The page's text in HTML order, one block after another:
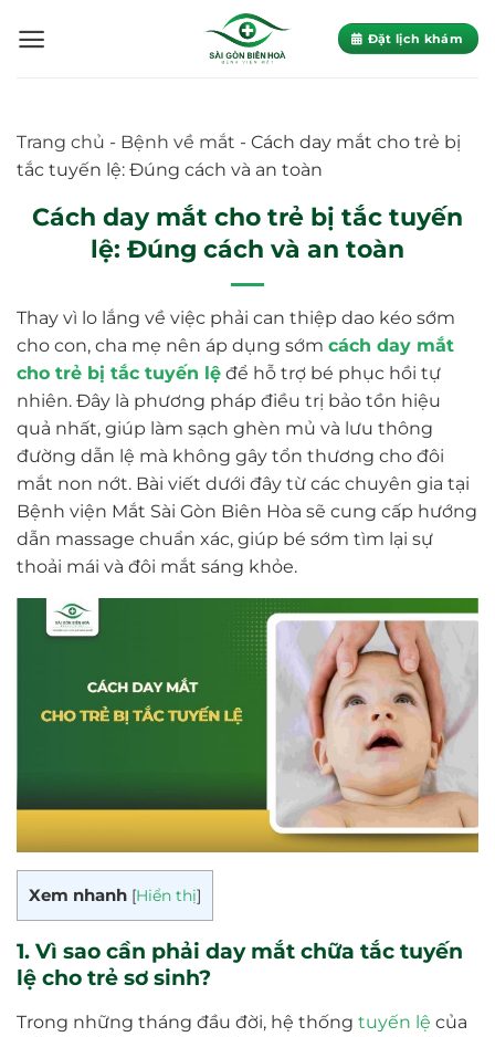
Đặt lịch khám
Trang chủ - Bệnh về mắt - Cách day mắt cho trẻ bị
tắc tuyến lệ: Đúng cách và an toàn
Cách day mắt cho trẻ bị tắc tuyến
lệ: Đúng cách và an toàn
Thay vì lo lắng về việc phải can thiệp dao kéo sớm
cho con, cha mẹ nên áp dụng sớm cách day mắt
cho trẻ bị tắc tuyến lệ để hỗ trợ bé phục hồi tự
nhiên. Đây là phương pháp điều trị bảo tồn hiệu
quả nhất, giúp làm sạch ghèn mủ và lưu thông
đường dẫn lệ mà không gây tổn thương cho đôi
mắt non nớt. Bài viết dưới đây từ các chuyên gia tại
Bệnh viện Mắt Sài Gòn Biên Hòa sẽ cung cấp hướng
dẫn massage chuẩn xác, giúp bé sớm tìm lại sự
thoải mái và đôi mắt sáng khỏe.
Xem nhanh [Hiển thị]
1. Vì sao cần phải day mắt chữa tắc tuyến
lệ cho trẻ sơ sinh?
Trong những tháng đầu đời, hệ thống tuyến lệ của